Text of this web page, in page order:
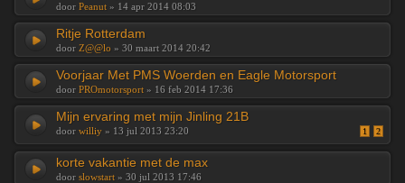
door Peanut » 14 apr 2014 08:03
Ritje Rotterdam
door Z@@lo » 30 maart 2014 20:42
Voorjaar Met PMS Woerden en Eagle Motorsport
door PROmotorsport » 16 feb 2014 17:36
Mijn ervaring met mijn Jinling 21B
1 2
door williy » 13 jul 2013 23:20
korte vakantie met de max
door slowstart » 30 jul 2013 17:46